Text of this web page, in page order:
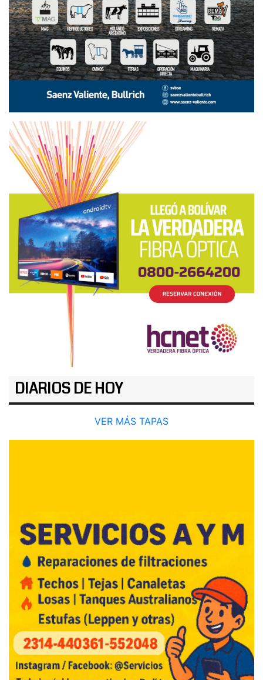
DIARIOS DE HOY
VER MÁS TAPAS